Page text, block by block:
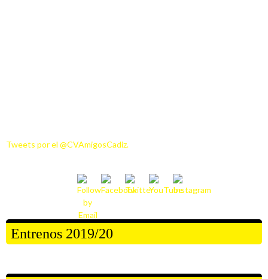
Tweets por el @CVAmigosCadiz.
Entrenos 2019/20